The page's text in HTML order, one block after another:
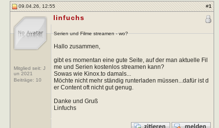
09.04.26, 12:55 #1
Mitglied seit: J
un 2021
Beiträge: 10
linfuchs
Serien und Filme streamen - wo?
Hallo zusammen,
gibt es momentan eine gute Seite, auf der man aktuelle Fil
me und Serien kostenlos streamen kann?
Sowas wie Kinox.to damals...
Möchte nicht mehr ständig runterladen müssen...dafür ist d
er Content oft nicht gut genug.
Danke und Gruß
Linfuchs